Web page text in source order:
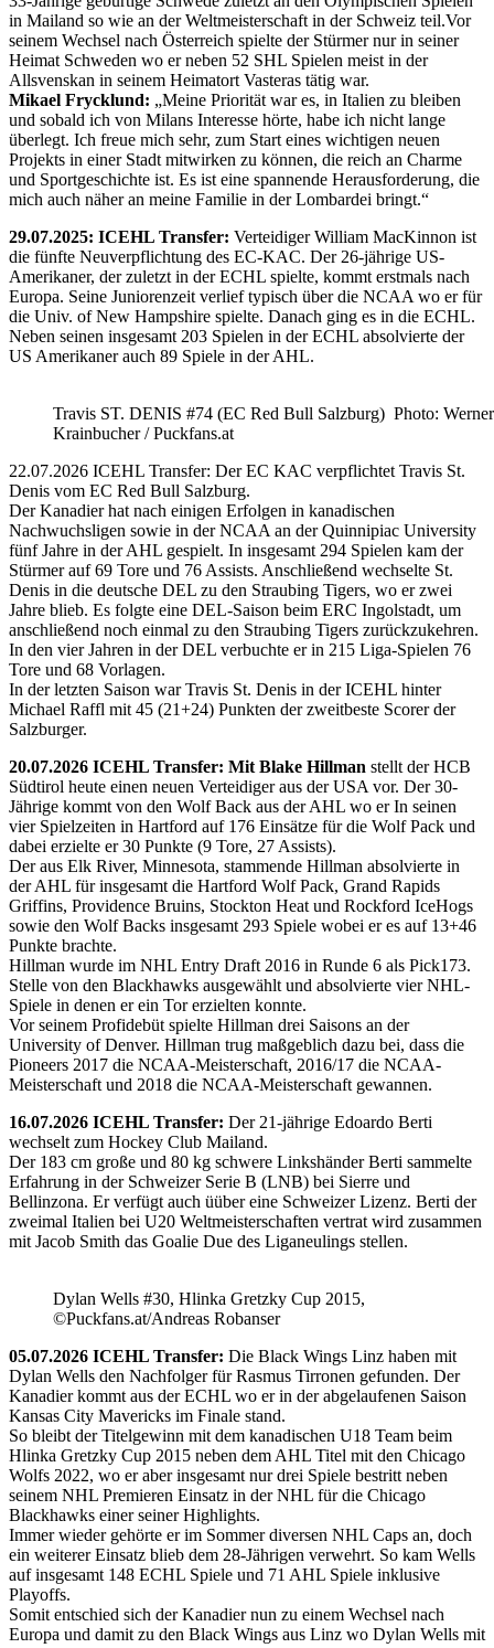
in Mailand so wie an der Weltmeisterschaft in der Schweiz teil.Vor
seinem Wechsel nach Österreich spielte der Stürmer nur in seiner
Heimat Schweden wo er neben 52 SHL Spielen meist in der
Allsvenskan in seinem Heimatort Vasteras tätig war.
Mikael Frycklund: „Meine Priorität war es, in Italien zu bleiben
und sobald ich von Milans Interesse hörte, habe ich nicht lange
überlegt. Ich freue mich sehr, zum Start eines wichtigen neuen
Projekts in einer Stadt mitwirken zu können, die reich an Charme
und Sportgeschichte ist. Es ist eine spannende Herausforderung, die
mich auch näher an meine Familie in der Lombardei bringt.“
29.07.2025: ICEHL Transfer: Verteidiger William MacKinnon ist
die fünfte Neuverpflichtung des EC-KAC. Der 26-jährige US-
Amerikaner, der zuletzt in der ECHL spielte, kommt erstmals nach
Europa. Seine Juniorenzeit verlief typisch über die NCAA wo er für
die Univ. of New Hampshire spielte. Danach ging es in die ECHL.
Neben seinen insgesamt 203 Spielen in der ECHL absolvierte der
US Amerikaner auch 89 Spiele in der AHL.
Travis ST. DENIS #74 (EC Red Bull Salzburg) Photo: Werner
Krainbucher / Puckfans.at
22.07.2026 ICEHL Transfer: Der EC KAC verpflichtet Travis St.
Denis vom EC Red Bull Salzburg.
Der Kanadier hat nach einigen Erfolgen in kanadischen
Nachwuchsligen sowie in der NCAA an der Quinnipiac University
fünf Jahre in der AHL gespielt. In insgesamt 294 Spielen kam der
Stürmer auf 69 Tore und 76 Assists. Anschließend wechselte St.
Denis in die deutsche DEL zu den Straubing Tigers, wo er zwei
Jahre blieb. Es folgte eine DEL-Saison beim ERC Ingolstadt, um
anschließend noch einmal zu den Straubing Tigers zurückzukehren.
In den vier Jahren in der DEL verbuchte er in 215 Liga-Spielen 76
Tore und 68 Vorlagen.
In der letzten Saison war Travis St. Denis in der ICEHL hinter
Michael Raffl mit 45 (21+24) Punkten der zweitbeste Scorer der
Salzburger.
20.07.2026 ICEHL Transfer: Mit Blake Hillman stellt der HCB
Südtirol heute einen neuen Verteidiger aus der USA vor. Der 30-
Jährige kommt von den Wolf Back aus der AHL wo er In seinen
vier Spielzeiten in Hartford auf 176 Einsätze für die Wolf Pack und
dabei erzielte er 30 Punkte (9 Tore, 27 Assists).
Der aus Elk River, Minnesota, stammende Hillman absolvierte in
der AHL für insgesamt die Hartford Wolf Pack, Grand Rapids
Griffins, Providence Bruins, Stockton Heat und Rockford IceHogs
sowie den Wolf Backs insgesamt 293 Spiele wobei er es auf 13+46
Punkte brachte.
Hillman wurde im NHL Entry Draft 2016 in Runde 6 als Pick173.
Stelle von den Blackhawks ausgewählt und absolvierte vier NHL-
Spiele in denen er ein Tor erzielten konnte.
Vor seinem Profidebüt spielte Hillman drei Saisons an der
University of Denver. Hillman trug maßgeblich dazu bei, dass die
Pioneers 2017 die NCAA-Meisterschaft, 2016/17 die NCAA-
Meisterschaft und 2018 die NCAA-Meisterschaft gewannen.
16.07.2026 ICEHL Transfer: Der 21-jährige Edoardo Berti
wechselt zum Hockey Club Mailand.
Der 183 cm große und 80 kg schwere Linkshänder Berti sammelte
Erfahrung in der Schweizer Serie B (LNB) bei Sierre und
Bellinzona. Er verfügt auch üüber eine Schweizer Lizenz. Berti der
zweimal Italien bei U20 Weltmeisterschaften vertrat wird zusammen
mit Jacob Smith das Goalie Due des Liganeulings stellen.
Dylan Wells #30, Hlinka Gretzky Cup 2015,
©Puckfans.at/Andreas Robanser
05.07.2026 ICEHL Transfer: Die Black Wings Linz haben mit
Dylan Wells den Nachfolger für Rasmus Tirronen gefunden. Der
Kanadier kommt aus der ECHL wo er in der abgelaufenen Saison
Kansas City Mavericks im Finale stand.
So bleibt der Titelgewinn mit dem kanadischen U18 Team beim
Hlinka Gretzky Cup 2015 neben dem AHL Titel mit den Chicago
Wolfs 2022, wo er aber insgesamt nur drei Spiele bestritt neben
seinem NHL Premieren Einsatz in der NHL für die Chicago
Blackhawks einer seiner Highlights.
Immer wieder gehörte er im Sommer diversen NHL Caps an, doch
ein weiterer Einsatz blieb dem 28-Jährigen verwehrt. So kam Wells
auf insgesamt 148 ECHL Spiele und 71 AHL Spiele inklusive
Playoffs.
Somit entschied sich der Kanadier nun zu einem Wechsel nach
Europa und damit zu den Black Wings aus Linz wo Dylan Wells mit